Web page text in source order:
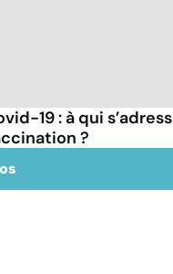
19 : à qui
?